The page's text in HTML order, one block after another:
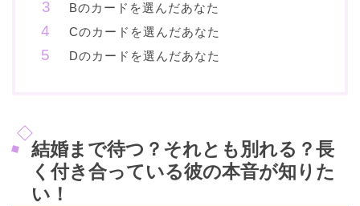
Bのカードを選んだあなた
Cのカードを選んだあなた
Dのカードを選んだあなた
結婚まで待つ？それとも別れる？長
く付き合っている彼の本音が知りた
い！